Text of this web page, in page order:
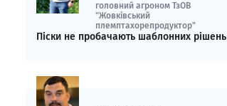
головний агроном ТзОВ
"Жовківський
племптахорепродуктор"
Піски не пробачають шаблонних рішень